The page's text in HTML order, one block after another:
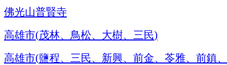
佛光山普賢寺
高雄市(茂林、鳥松、大樹、三民)
高雄市(鹽程、三民、新興、前金、苓雅、前鎮、